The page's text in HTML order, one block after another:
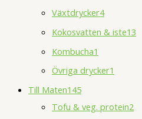
Växtdrycker4
Kokosvatten & iste13
Kombucha1
Övriga drycker1
Till Maten145
Tofu & veg. protein2